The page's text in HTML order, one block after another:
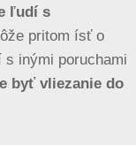
ľudí s
pritom ísť o
inými poruchami
byť vliezanie do